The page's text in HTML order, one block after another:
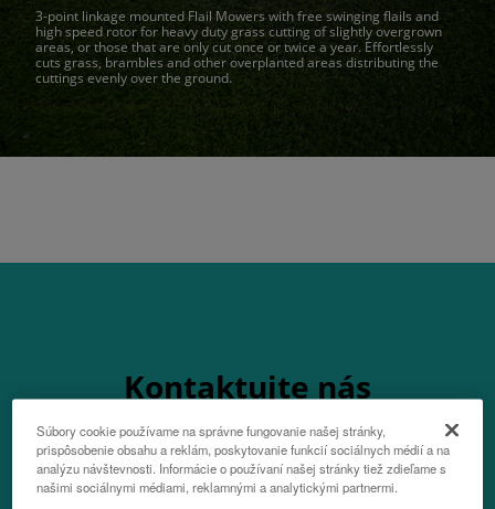
3-point linkage mounted Flail Mowers with free swinging flails and
high speed rotor for heavy duty grass cutting of slightly overgrown
areas, or those that are only cut once or twice a year. Effortlessly
cuts grass, brambles and other overplanted areas distributing the
cuttings evenly over the ground.
Kontaktujte nás
Súbory cookie používame na správne fungovanie našej stránky,
prispôsobenie obsahu a reklám, poskytovanie funkcií sociálnych médií a na
analýzu návštevnosti. Informácie o používaní našej stránky tiež zdieľame s
našimi sociálnymi médiami, reklamnými a analytickými partnermi.